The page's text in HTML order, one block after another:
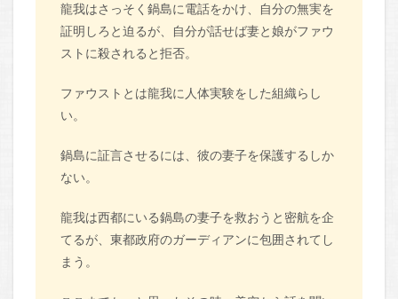
龍我はさっそく鍋島に電話をかけ、自分の無実を
証明しろと迫るが、自分が話せば妻と娘がファウ
ストに殺されると拒否。
ファウストとは龍我に人体実験をした組織らし
い。
鍋島に証言させるには、彼の妻子を保護するしか
ない。
龍我は西都にいる鍋島の妻子を救おうと密航を企
てるが、東都政府のガーディアンに包囲されてし
まう。